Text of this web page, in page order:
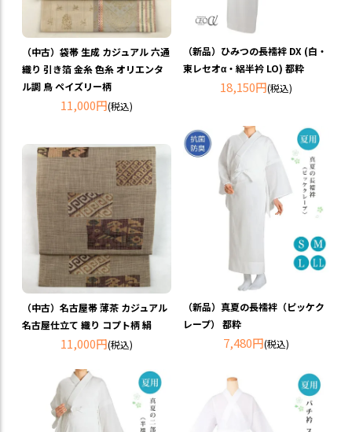
（中古）袋帯 生成 カジュアル 六通
織り 引き箔 金糸 色糸 オリエンタ
ル調 鳥 ペイズリー柄
11,000円(税込)
（新品）ひみつの長襦袢 DX (白・
東レセオα・絽半衿 LO) 都粋
18,150円(税込)
（中古）名古屋帯 薄茶 カジュアル
名古屋仕立て 織り コプト柄 絹
11,000円(税込)
（新品）真夏の長襦袢（ピッケク
レープ） 都粋
7,480円(税込)